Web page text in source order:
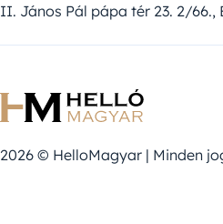
II. János Pál pápa tér 23. 2/66.,
2026 © HelloMagyar | Minden